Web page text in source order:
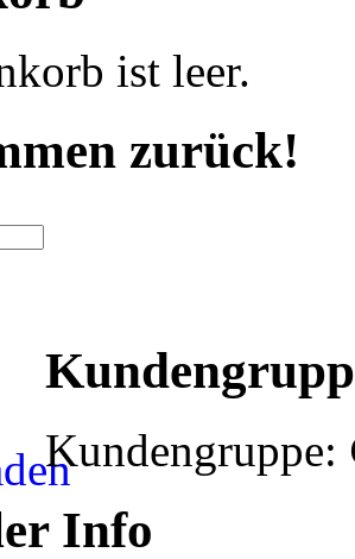
ist leer.
zurück!
Kundengruppe:
Info